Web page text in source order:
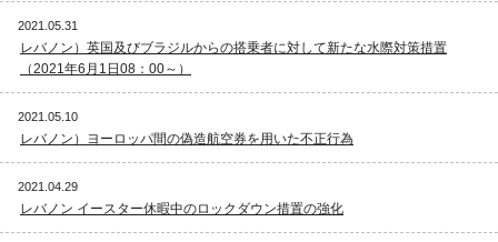
2021.05.31
レバノン）英国及びブラジルからの搭乗者に対して新たな水際対策措置
（2021年6月1日08：00～）
2021.05.10
レバノン）ヨーロッパ間の偽造航空券を用いた不正行為
2021.04.29
レバノン イースター休暇中のロックダウン措置の強化